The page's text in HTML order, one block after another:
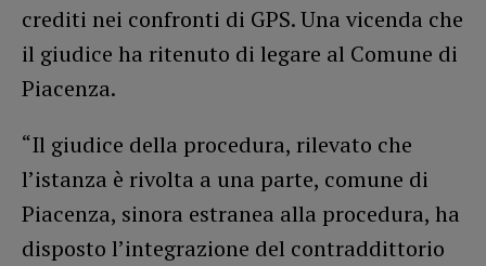
crediti nei confronti di GPS. Una vicenda che
il giudice ha ritenuto di legare al Comune di
Piacenza.
“Il giudice della procedura, rilevato che
l’istanza è rivolta a una parte, comune di
Piacenza, sinora estranea alla procedura, ha
disposto l’integrazione del contraddittorio